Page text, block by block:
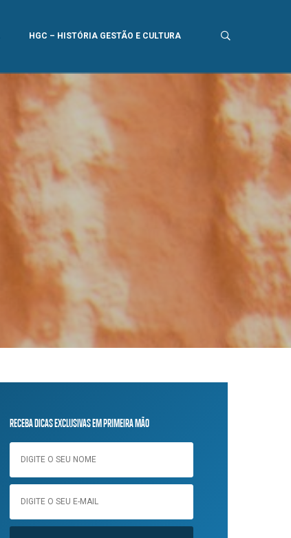
HGC – HISTÓRIA GESTÃO E CULTURA
RECEBA DICAS EXCLUSIVAS EM PRIMEIRA MÃO